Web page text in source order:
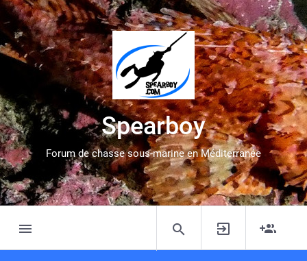
Spearboy
Forum de chasse sous-marine en Méditerranée